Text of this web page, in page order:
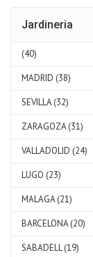
Jardineria
(40)
MADRID (38)
SEVILLA (32)
ZARAGOZA (31)
VALLADOLID (24)
LUGO (23)
MALAGA (21)
BARCELONA (20)
SABADELL (19)